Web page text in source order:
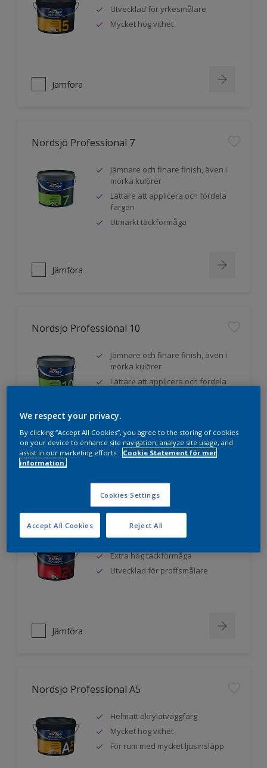
Utvecklad för yrkesmålare
Mycket hög vithet
Jämföra
Nordsjö Professional 7
Jämnare och finare finish, även i
mörka kulörer
Lättare att applicera och fördela
färgen
Utmärkt täckförmåga
Jämföra
Nordsjö Professional 10
Jämnare och finare finish, även i
mörka kulörer
Lättare att applicera och fördela
Jämföra
Nordsjö Professional 20
Mycket hög vithet
Extra hög täckförmåga
Utvecklad för proffsmålare
Jämföra
Nordsjö Professional A5
Helmatt akrylatväggfärg
Mycket hög vithet
För rum med mycket ljusinsläpp
We respect your privacy.
By clicking “Accept All Cookies”, you agree to the storing of cookies
on your device to enhance site navigation, analyze site usage, and
assist in our marketing efforts.
Cookie Statement för mer
information.
Cookies Settings
Reject All
Accept All Cookies